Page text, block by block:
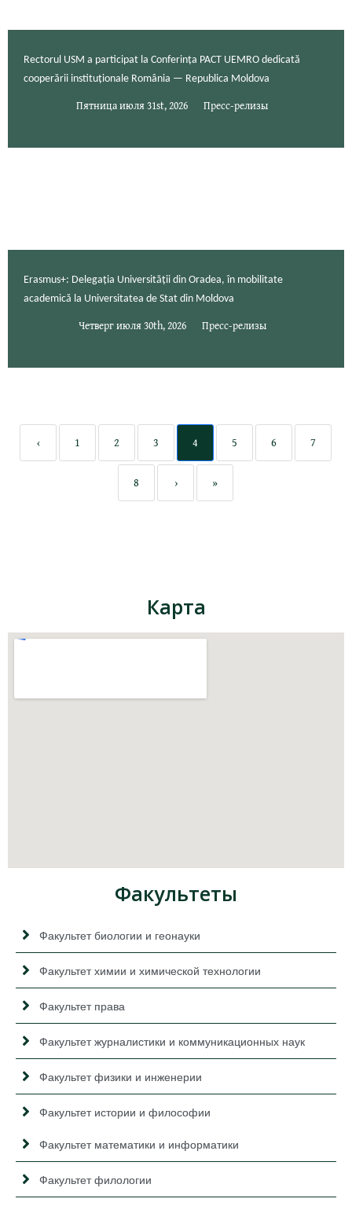
Rectorul USM a participat la Conferința PACT UEMRO dedicată
cooperării instituționale România — Republica Moldova
Пятница июля 31st, 2026 Пресс-релизы
Erasmus+: Delegația Universității din Oradea, în mobilitate
academică la Universitatea de Stat din Moldova
Четверг июля 30th, 2026 Пресс-релизы
‹ 1 2 3 4 5 6 7
8 › »
Карта
Факультеты
Факультет биологии и геонауки
Факультет химии и химической технологии
Факультет права
Факультет журналистики и коммуникационных наук
Факультет физики и инженерии
Факультет истории и философии
Факультет математики и информатики
Факультет филологии